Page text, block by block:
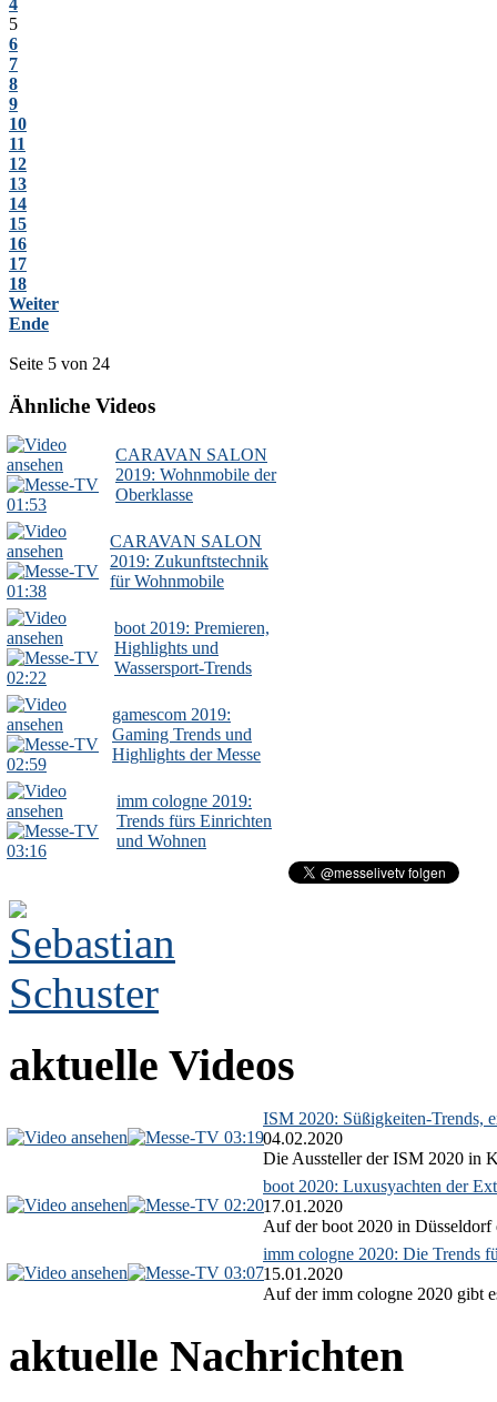
5
6
7
8
9
10
11
12
13
14
15
16
17
18
Weiter
Ende
Seite 5 von 24
Ähnliche Videos
01:53
CARAVAN SALON
2019: Wohnmobile der
Oberklasse
01:38
CARAVAN SALON
2019: Zukunftstechnik
für Wohnmobile
02:22
boot 2019: Premieren,
Highlights und
Wassersport-Trends
02:59
gamescom 2019:
Gaming Trends und
Highlights der Messe
03:16
imm cologne 2019:
Trends fürs Einrichten
und Wohnen
aktuelle Videos
03:19
ISM 2020: Süßigkeiten-Trends,
04.02.2020
Die Aussteller der ISM 2020 in
02:20
boot 2020: Luxusyachten der
17.01.2020
Auf der boot 2020 in Düsseldorf
03:07
imm cologne 2020: Die Trends
15.01.2020
Auf der imm cologne 2020 gibt
aktuelle Nachrichten